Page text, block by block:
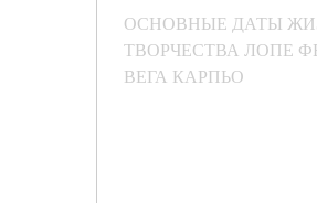
ОСНОВНЫЕ ДАТЫ
ТВОРЧЕСТВА ЛОПЕ
ВЕГА КАРПЬО